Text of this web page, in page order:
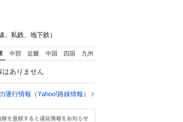
、私鉄、地下鉄）
中部 近畿 中国 四国 九州
はありません
運行情報（Yahoo!路線情報）